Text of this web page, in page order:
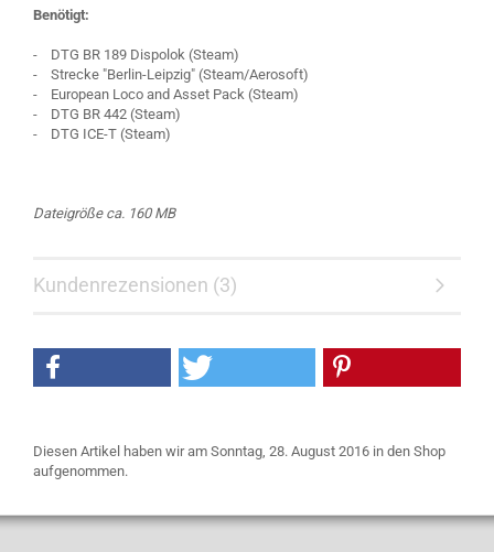
Benötigt:
- DTG BR 189 Dispolok (Steam)
- Strecke "Berlin-Leipzig" (Steam/Aerosoft)
- European Loco and Asset Pack (Steam)
- DTG BR 442 (Steam)
- DTG ICE-T (Steam)
Dateigröße ca. 160 MB
Kundenrezensionen (3)
Diesen Artikel haben wir am Sonntag, 28. August 2016 in den Shop
aufgenommen.